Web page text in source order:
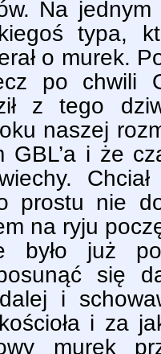
Na
typa,
o murek.
po chwili
z tego
naszej
GBL’a i że
prostu nie
na ryju
już po
się
i
i za
murek